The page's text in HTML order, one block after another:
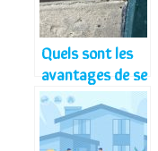
Quels sont les
avantages de se
servir d’une
sonnette sans
fil